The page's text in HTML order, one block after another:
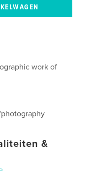
work of
&